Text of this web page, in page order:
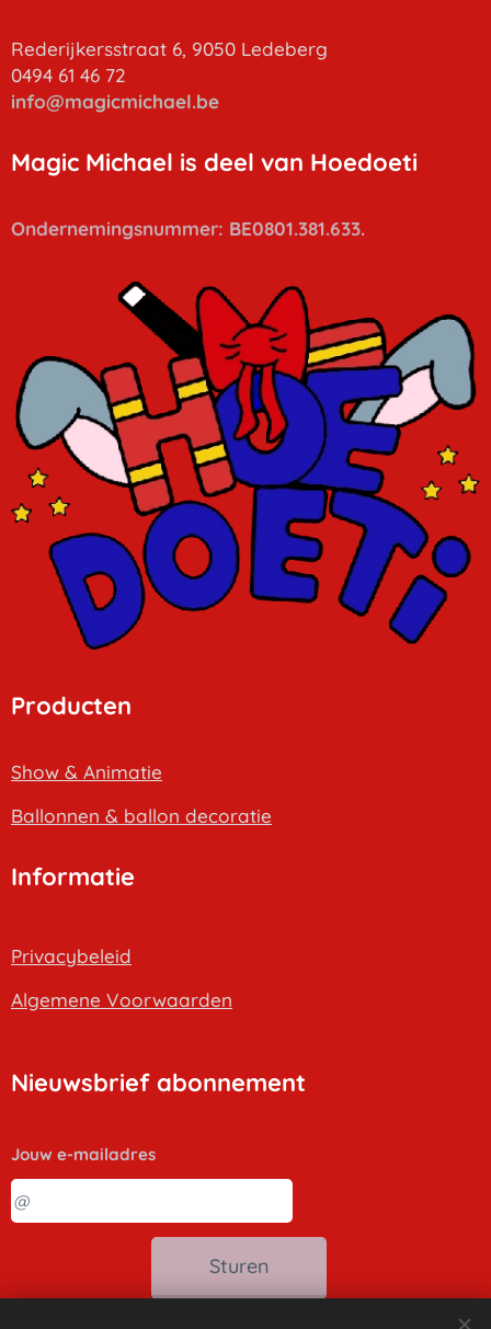
Rederijkersstraat 6, 9050 Ledeberg
0494 61 46 72
info@magicmichael.be
Magic Michael is deel van Hoedoeti
Ondernemingsnummer: BE0801.381.633.
Producten
Show & Animatie
Ballonnen & ballon decoratie
Informatie
Privacybeleid
Algemene Voorwaarden
Nieuwsbrief abonnement
Jouw e-mailadres
Sturen